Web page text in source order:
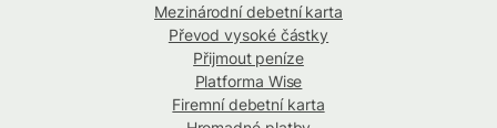
Mezinárodní debetní karta
Převod vysoké částky
Přijmout peníze
Platforma Wise
Firemní debetní karta